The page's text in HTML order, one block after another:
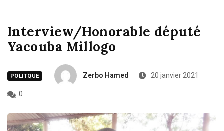
Interview/Honorable député
Yacouba Millogo
POLITQUE Zerbo Hamed 20 janvier 2021
0